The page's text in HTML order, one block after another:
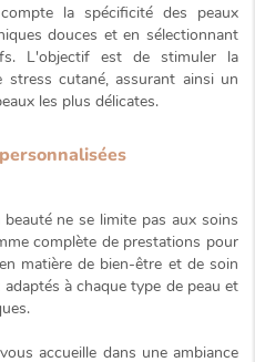
la spécificité des peaux
douces et en sélectionnant
L'objectif est de stimuler la
stress cutané, assurant ainsi un
les plus délicates.
ne se limite pas aux soins
complète de prestations pour
matière de bien-être et de soin
à chaque type de peau et
accueille dans une ambiance